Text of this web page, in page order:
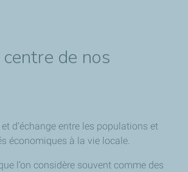
de nos
d’échange entre les populations et
économiques à la vie locale.
l’on considère souvent comme des